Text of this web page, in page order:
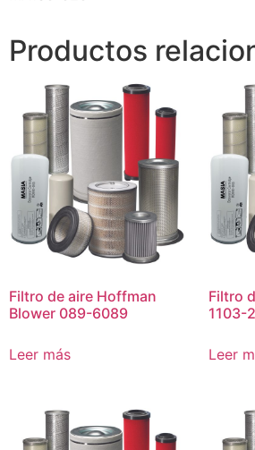
Productos
Filtro de aire Hoffman
Blower 089-6089
Leer más
Filtro
1103-
Leer